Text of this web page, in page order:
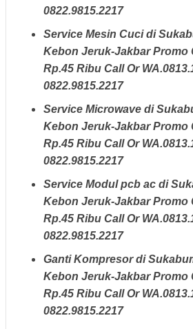
0822.9815.2217
Service Mesin Cuci di
Kebon Jeruk-Jakbar Promo
Rp.45 Ribu Call Or
0822.9815.2217
Service Microwave di
Kebon Jeruk-Jakbar Promo
Rp.45 Ribu Call Or
0822.9815.2217
Service Modul pcb ac di
Kebon Jeruk-Jakbar Promo
Rp.45 Ribu Call Or
0822.9815.2217
Ganti Kompresor di
Kebon Jeruk-Jakbar Promo
Rp.45 Ribu Call Or
0822.9815.2217